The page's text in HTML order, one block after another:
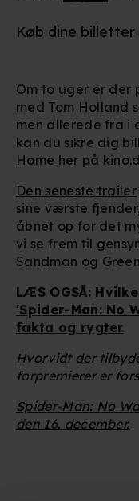
Køb dine billetter
Om to uger er der
med Tom Holland
men allerede fra i
kan du sikre dig
Home her på
Den seneste trailer
sine værste
åbnet op for det
vi se frem til
Sandman og
LÆS OGSÅ:
'Spider-Man: No
fakta og rygter
Hvorvidt der
forpremierer er
Spider-Man: No
den 16. december.